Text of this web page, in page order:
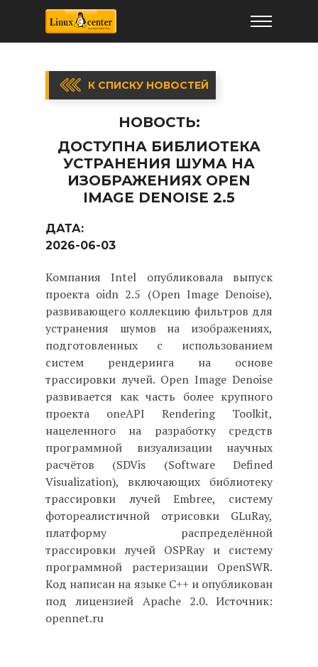
К СПИСКУ НОВОСТЕЙ
НОВОСТЬ:
ДОСТУПНА БИБЛИОТЕКА
УСТРАНЕНИЯ ШУМА НА
ИЗОБРАЖЕНИЯХ OPEN
IMAGE DENOISE 2.5
ДАТА:
2026-06-03
Компания Intel опубликовала выпуск
проекта oidn 2.5 (Open Image Denoise),
развивающего коллекцию фильтров для
устранения шумов на изображениях,
подготовленных с использованием
систем рендеринга на основе
трассировки лучей. Open Image Denoise
развивается как часть более крупного
проекта oneAPI Rendering Toolkit,
нацеленного на разработку средств
программной визуализации научных
расчётов (SDVis (Software Defined
Visualization), включающих библиотеку
трассировки лучей Embree, систему
фотореалистичной отрисовки GLuRay,
платформу распределённой
трассировки лучей OSPRay и систему
программной растеризации OpenSWR.
Код написан на языке С++ и опубликован
под лицензией Apache 2.0. Источник:
opennet.ru